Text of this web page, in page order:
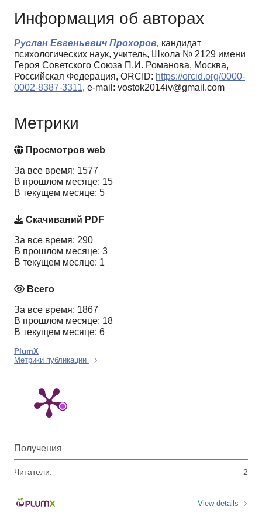
Информация об авторах
Руслан Евгеньевич Прохоров, кандидат
психологических наук, учитель, Школа № 2129 имени
Героя Советского Союза П.И. Романова, Москва,
Российская Федерация, ORCID: https://orcid.org/0000-
0002-8387-3311, e-mail: vostok2014iv@gmail.com
Метрики
Просмотров web
За все время: 1577
В прошлом месяце: 15
В текущем месяце: 5
Скачиваний PDF
За все время: 290
В прошлом месяце: 3
В текущем месяце: 1
Всего
За все время: 1867
В прошлом месяце: 18
В текущем месяце: 6
PlumX
Метрики публикации
Получения
Читатели: 2
View details